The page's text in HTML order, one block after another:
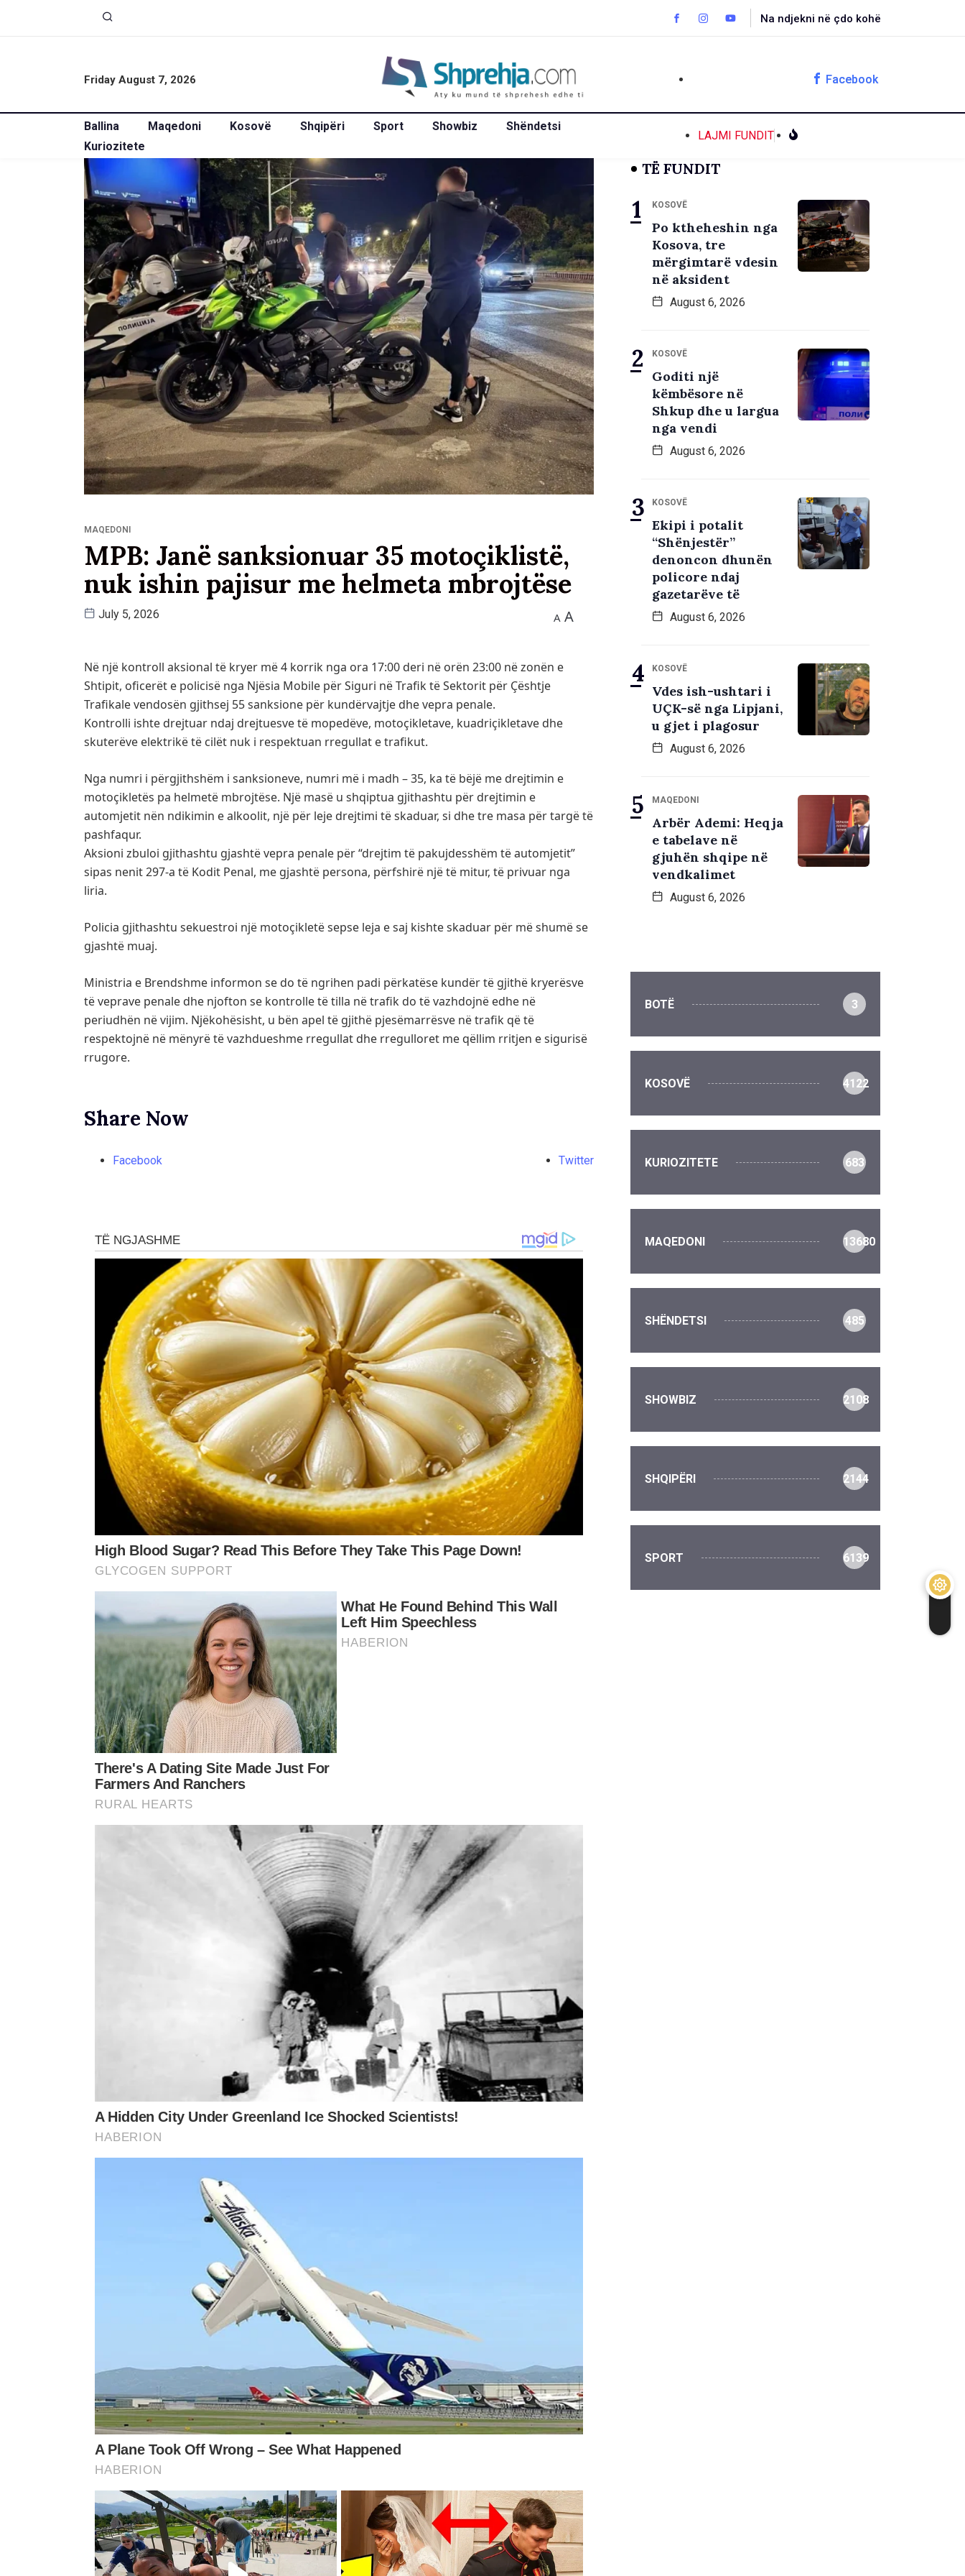
Na ndjekni në çdo kohë
Friday August 7, 2026 Facebook
Ballina Maqedoni Kosovë Shqipëri Sport Showbiz
Shëndetsi
Kuriozitete
LAJMI FUNDIT
MAQEDONI
MPB: Janë sanksionuar 35 motoçiklistë,
nuk ishin pajisur me helmeta mbrojtëse
July 5, 2026 A A
Në një kontroll aksional të kryer më 4 korrik nga ora 17:00 deri në orën 23:00 në zonën e
Shtipit, oficerët e policisë nga Njësia Mobile për Siguri në Trafik të Sektorit për Çështje
Trafikale vendosën gjithsej 55 sanksione për kundërvajtje dhe vepra penale.
Kontrolli ishte drejtuar ndaj drejtuesve të mopedëve, motoçikletave, kuadriçikletave dhe
skuterëve elektrikë të cilët nuk i respektuan rregullat e trafikut.
Nga numri i përgjithshëm i sanksioneve, numri më i madh – 35, ka të bëjë me drejtimin e
motoçikletës pa helmetë mbrojtëse. Një masë u shqiptua gjithashtu për drejtimin e
automjetit nën ndikimin e alkoolit, një për leje drejtimi të skaduar, si dhe tre masa për targë të
pashfaqur.
Aksioni zbuloi gjithashtu gjashtë vepra penale për “drejtim të pakujdesshëm të automjetit”
sipas nenit 297-a të Kodit Penal, me gjashtë persona, përfshirë një të mitur, të privuar nga
liria.
Policia gjithashtu sekuestroi një motoçikletë sepse leja e saj kishte skaduar për më shumë se
gjashtë muaj.
Ministria e Brendshme informon se do të ngrihen padi përkatëse kundër të gjithë kryerësve
të veprave penale dhe njofton se kontrolle të tilla në trafik do të vazhdojnë edhe në
periudhën në vijim. Njëkohësisht, u bën apel të gjithë pjesëmarrësve në trafik që të
respektojnë në mënyrë të vazhdueshme rregullat dhe rregulloret me qëllim rritjen e sigurisë
rrugore.
Share Now
Facebook Twitter
TË FUNDIT
KOSOVË
Po ktheheshin nga
Kosova, tre
mërgimtarë vdesin
në aksident
August 6, 2026
KOSOVË
Goditi një
këmbësore në
Shkup dhe u largua
nga vendi
August 6, 2026
KOSOVË
Ekipi i potalit
“Shënjestër”
denoncon dhunën
policore ndaj
gazetarëve të
August 6, 2026
KOSOVË
Vdes ish-ushtari i
UÇK-së nga Lipjani,
u gjet i plagosur
August 6, 2026
MAQEDONI
Arbër Ademi: Heqja
e tabelave në
gjuhën shqipe në
vendkalimet
August 6, 2026
BOTË 3
KOSOVË 4122
KURIOZITETE 683
MAQEDONI 13680
SHËNDETSI 485
SHOWBIZ 2108
SHQIPËRI 2144
SPORT 6139